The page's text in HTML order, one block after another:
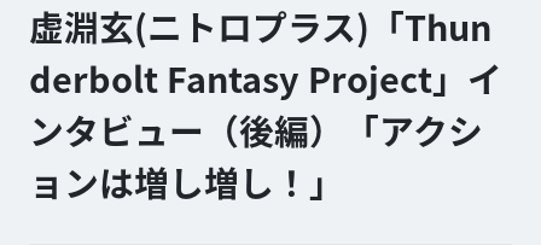
虚淵玄(ニトロプラス)「Thun
derbolt Fantasy Project」イ
ンタビュー（後編）「アクシ
ョンは増し増し！」